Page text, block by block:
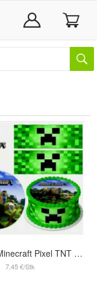
Essbar Minecraft Pixel TNT Tortenaufleger Torte Tortenbild Fototorte Zuckerbild
7,45 €/Stk